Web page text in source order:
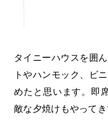
タイニーハウスを囲んで子どもたちがバーベキュー！テン
トやハンモック、ビ
めたと思います。即
敵な夕焼けもやって